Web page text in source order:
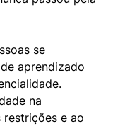
se
aprendizado
e ao